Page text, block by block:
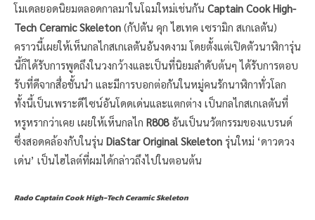
โมเดลยอดนิยมตลอดกาลมาในโฉมใหม่เช่นกัน Captain Cook High-
Tech Ceramic Skeleton (กัปตัน คุก ไฮเทค เซรามิก สเกเลตัน)
คราวนี้เผยให้เห็นกลไกสเกเลตันอันงดงาม โดยตั้งแต่เปิดตัวนาฬิการุ่น
นี้ก็ได้รับการพูดถึงในวงกว้างและเป็นที่นิยมลำดับต้นๆ ได้รับการตอบ
รับที่ดีจากสื่อชั้นนำ และมีการบอกต่อกันในหมู่คนรักนาฬิกาทั่วโลก
ทั้งนี้เป็นเพราะดีไซน์อันโดดเด่นและแตกต่าง เป็นกลไกสเกเลตันที่
หรูหรากว่าเคย เผยให้เห็นกลไก R808อันเป็นนวัตกรรมของแบรนด์
ซึ่งสอดคล้องกับในรุ่น DiaStar Original Skeleton รุ่นใหม่ ‘ดาวดวง
เด่น’ เป็นไฮไลต์ที่ผมได้กล่าวถึงไปในตอนต้น
Rado Captain Cook High-Tech Ceramic Skeleton